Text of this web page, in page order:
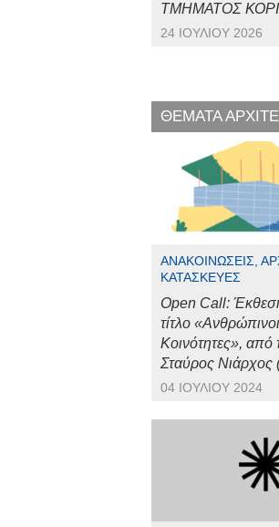
ΤΜΗΜΑΤΟΣ
24 ΙΟΥΛΊΟΥ 2026
ΘΕΜΑΤΑ
ΑΝΑΚΟΙΝΏΣΕΙΣ,
ΚΑΤΑΣΚΕΥΈΣ
Open Call:
τίτλο
Κοινότητες», από
Σταύρος
04 ΙΟΥΛΊΟΥ 2024